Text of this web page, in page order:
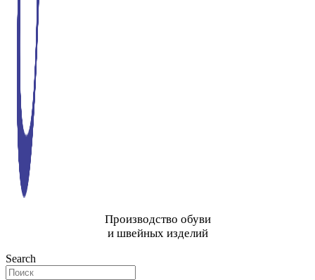
Производство обуви
и швейных изделий
Search